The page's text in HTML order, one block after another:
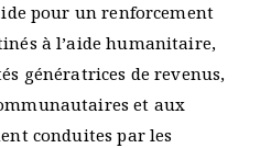
pour un renforcement
à l’aide humanitaire,
génératrices de revenus,
et aux
conduites par les